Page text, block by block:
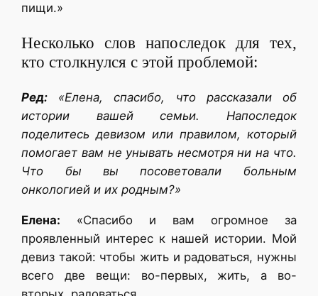
пищи.»
Несколько слов напоследок для тех,
кто столкнулся с этой проблемой:
Ред: «Елена, спасибо, что рассказали об
истории вашей семьи. Напоследок
поделитесь девизом или правилом, который
помогает вам не унывать несмотря ни на что.
Что бы вы посоветовали больным
онкологией и их родным?»
Елена: «Спасибо и вам огромное за
проявленный интерес к нашей истории. Мой
девиз такой: чтобы жить и радоваться, нужны
всего две вещи: во-первых, жить, а во-